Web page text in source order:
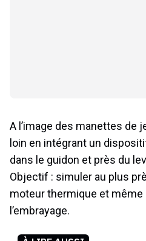
A l’image des manettes de
loin en intégrant un
dans le guidon et près du
Objectif : simuler au plus
moteur thermique et même
l’embrayage.